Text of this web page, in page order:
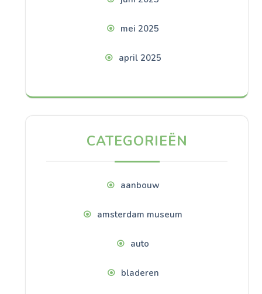
mei 2025
april 2025
CATEGORIEËN
aanbouw
amsterdam museum
auto
bladeren